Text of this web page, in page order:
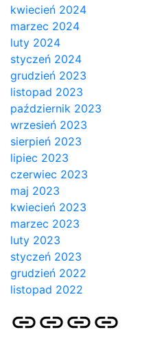
kwiecień 2024
marzec 2024
luty 2024
styczeń 2024
grudzień 2023
listopad 2023
październik 2023
wrzesień 2023
sierpień 2023
lipiec 2023
czerwiec 2023
maj 2023
kwiecień 2023
marzec 2023
luty 2023
styczeń 2023
grudzień 2022
listopad 2022
Strona
główna
Pozycjonowanie
Stron
SKLEP
SEO
BLOG